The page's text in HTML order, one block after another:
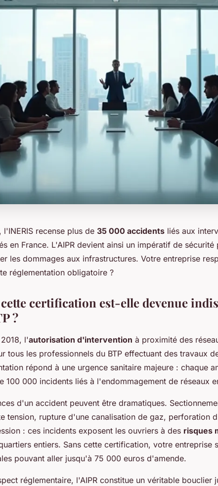
l'INERIS recense plus de 35 000 accidents liés aux
en France. L'AIPR devient ainsi un impératif de
les dommages aux infrastructures. Votre entreprise
réglementation obligatoire ?
certification est-elle devenue
?
l'autorisation d'intervention à proximité des
tous les professionnels du BTP effectuant des travaux
répond à une urgence sanitaire majeure : chaque
100 000 incidents liés à l'endommagement de réseaux
d'un accident peuvent être dramatiques.
tension, rupture d'une canalisation de gaz, perforation
: ces incidents exposent les ouvriers à des risques
entiers. Sans cette certification, votre entreprise
pouvant aller jusqu'à 75 000 euros d'amende.
réglementaire, l'AIPR constitue un véritable bouclier